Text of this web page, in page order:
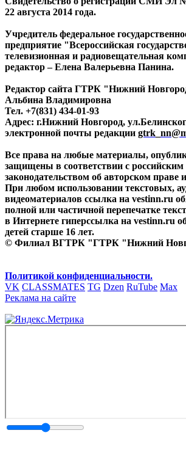
22 августа 2014 года.
Учредитель федеральное
предприятие "Всероссийская
телевизионная и радиовещательная
редактор – Елена Валерьевна Панина.
Редактор сайта ГТРК "Нижний
Альбина Владимировна
Тел. +7(831) 434-01-93
Адрес: г.Нижний Новгород,
электронной почты редакции
Все права на любые материалы,
защищены в соответствии с
законодательством об авторском
При любом использовании текстовых,
видеоматериалов ссылка на vestinn.ru
полной или частичной перепечатке
в Интернете гиперссылка на vestinn.ru
детей старше 16 лет.
© Филиал ВГТРК "ГТРК "Нижний
Политикой конфиденциальности.
VK CLASSMATES TG Dzen RuTube Max
Реклама на сайте